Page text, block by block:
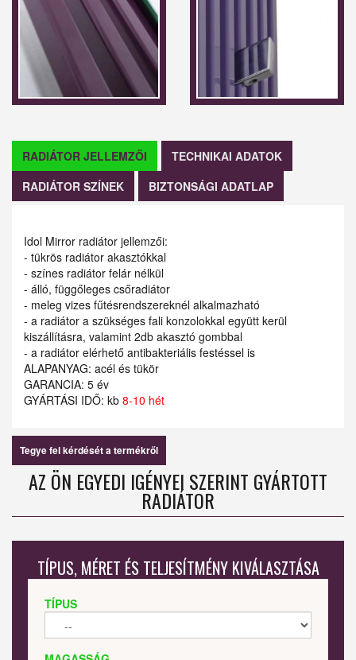
RADIÁTOR JELLEMZŐI
TECHNIKAI ADATOK
RADIÁTOR SZÍNEK
BIZTONSÁGI ADATLAP
Idol Mirror radiátor jellemzői:
- tükrös radiátor akasztókkal
- színes radiátor felár nélkül
- álló, függőleges csőradiátor
- meleg vizes fűtésrendszereknél alkalmazható
- a radiátor a szükséges fali konzolokkal együtt kerül
kiszállításra, valamint 2db akasztó gombbal
- a radiátor elérhető antibakteriális festéssel is
ALAPANYAG: acél és tükör
GARANCIA: 5 év
GYÁRTÁSI IDŐ: kb 8-10 hét
Tegye fel kérdését a termékről
AZ ÖN EGYEDI IGÉNYEI SZERINT GYÁRTOTT
RADIÁTOR
TÍPUS, MÉRET ÉS TELJESÍTMÉNY KIVÁLASZTÁSA
TÍPUS